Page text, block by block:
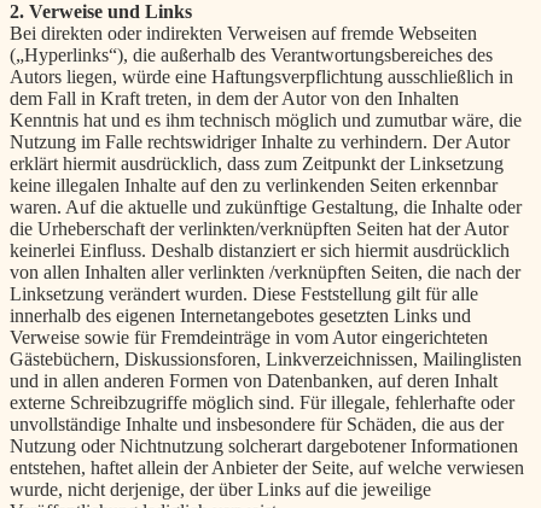
2. Verweise und Links
Bei direkten oder indirekten Verweisen auf fremde Webseiten
(„Hyperlinks“), die außerhalb des Verantwortungsbereiches des
Autors liegen, würde eine Haftungsverpflichtung ausschließlich in
dem Fall in Kraft treten, in dem der Autor von den Inhalten
Kenntnis hat und es ihm technisch möglich und zumutbar wäre, die
Nutzung im Falle rechtswidriger Inhalte zu verhindern. Der Autor
erklärt hiermit ausdrücklich, dass zum Zeitpunkt der Linksetzung
keine illegalen Inhalte auf den zu verlinkenden Seiten erkennbar
waren. Auf die aktuelle und zukünftige Gestaltung, die Inhalte oder
die Urheberschaft der verlinkten/verknüpften Seiten hat der Autor
keinerlei Einfluss. Deshalb distanziert er sich hiermit ausdrücklich
von allen Inhalten aller verlinkten /verknüpften Seiten, die nach der
Linksetzung verändert wurden. Diese Feststellung gilt für alle
innerhalb des eigenen Internetangebotes gesetzten Links und
Verweise sowie für Fremdeinträge in vom Autor eingerichteten
Gästebüchern, Diskussionsforen, Linkverzeichnissen, Mailinglisten
und in allen anderen Formen von Datenbanken, auf deren Inhalt
externe Schreibzugriffe möglich sind. Für illegale, fehlerhafte oder
unvollständige Inhalte und insbesondere für Schäden, die aus der
Nutzung oder Nichtnutzung solcherart dargebotener Informationen
entstehen, haftet allein der Anbieter der Seite, auf welche verwiesen
wurde, nicht derjenige, der über Links auf die jeweilige